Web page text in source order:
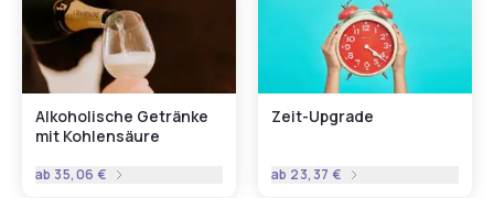
Alkoholische Getränke
mit Kohlensäure
ab 35,06 €
Zeit-Upgrade
ab 23,37 €